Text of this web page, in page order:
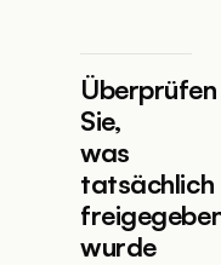
Überprüfen
Sie,
was
tatsächlich
wurde